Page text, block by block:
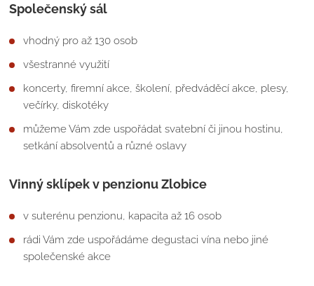
Společenský sál
vhodný pro až 130 osob
všestranné využití
koncerty, firemní akce, školení, předváděcí akce, plesy,
večírky, diskotéky
můžeme Vám zde uspořádat svatební či jinou hostinu,
setkání absolventů a různé oslavy
Vinný sklípek v penzionu Zlobice
v suterénu penzionu, kapacita až 16 osob
rádi Vám zde uspořádáme degustaci vína nebo jiné
společenské akce